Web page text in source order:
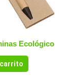
Ecológico